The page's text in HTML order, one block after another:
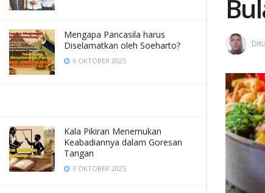
Mengapa Pancasila harus
Diselamatkan oleh Soeharto?
6 OKTOBER 2025
Kala Pikiran Menemukan
Keabadiannya dalam Goresan
Tangan
3 OKTOBER 2025